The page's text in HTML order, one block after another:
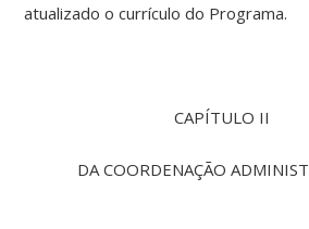
atualizado o currículo do Programa.
CAPÍTULO II
DA COORDENAÇÃO